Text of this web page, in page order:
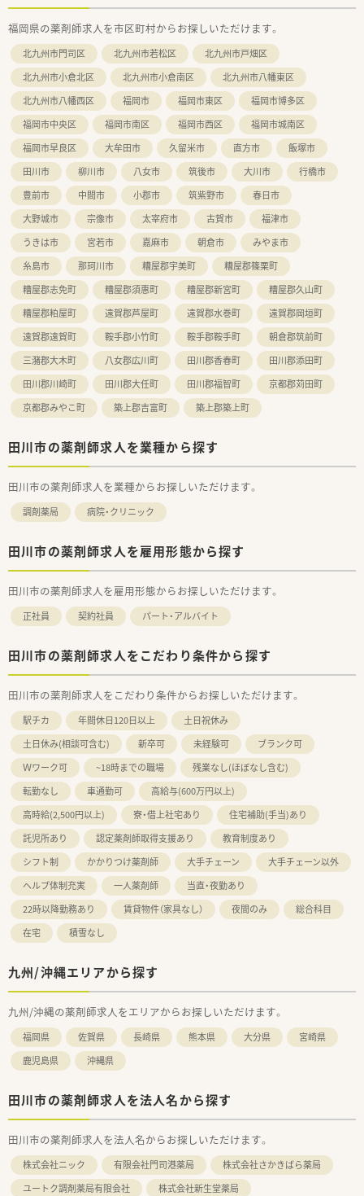
福岡県の薬剤師求人を市区町村からお探しいただけます。
北九州市門司区 北九州市若松区
北九州市戸畑区
北九州市小倉北区
北九州市小倉南区
北九州市八幡東区
北九州市八幡西区
福岡市 福岡市東区
福岡市博多区
福岡市中央区
福岡市南区 福岡市西区
福岡市城南区
福岡市早良区
大牟田市 久留米市 直方市
飯塚市
田川市
柳川市 八女市 筑後市 大川市
行橋市
豊前市
中間市 小郡市 筑紫野市
春日市
大野城市
宗像市 太宰府市 古賀市
福津市
うきは市
宮若市 嘉麻市 朝倉市
みやま市
糸島市
那珂川市 糟屋郡宇美町
糟屋郡篠栗町
糟屋郡志免町
糟屋郡須惠町 糟屋郡新宮町
糟屋郡久山町
糟屋郡粕屋町
遠賀郡芦屋町 遠賀郡水巻町
遠賀郡岡垣町
遠賀郡遠賀町
鞍手郡小竹町 鞍手郡鞍手町
朝倉郡筑前町
三潴郡大木町
八女郡広川町 田川郡香春町
田川郡添田町
田川郡川崎町
田川郡大任町 田川郡福智町
京都郡苅田町
京都郡みやこ町
築上郡吉富町 築上郡築上町
田川市の薬剤師求人を業種から探す
田川市の薬剤師求人を業種からお探しいただけます。
調剤薬局 病院・クリニック
田川市の薬剤師求人を雇用形態から探す
田川市の薬剤師求人を雇用形態からお探しいただけます。
正社員 契約社員 パート・アルバイト
田川市の薬剤師求人をこだわり条件から探す
田川市の薬剤師求人をこだわり条件からお探しいただけます。
駅チカ 年間休日120日以上
土日祝休み
土日休み(相談可含む)
新卒可 未経験可
ブランク可
Ｗワーク可
~18時までの職場
残業なし(ほぼなし含む)
転勤なし
車通勤可
高給与(600万円以上)
高時給(2,500円以上)
寮・借上社宅あり
住宅補助(手当)あり
託児所あり
認定薬剤師取得支援あり
教育制度あり
シフト制
かかりつけ薬剤師 大手チェーン
大手チェーン以外
ヘルプ体制充実
一人薬剤師
当直・夜勤あり
22時以降勤務あり
賃貸物件（家具なし） 夜間のみ
総合科目
在宅
積雪なし
九州/沖縄エリアから探す
九州/沖縄の薬剤師求人をエリアからお探しいただけます。
福岡県 佐賀県 長崎県 熊本県 大分県
宮崎県
鹿児島県
沖縄県
田川市の薬剤師求人を法人名から探す
田川市の薬剤師求人を法人名からお探しいただけます。
株式会社ニック 有限会社門司港薬局
株式会社さかきばら薬局
ユートク調剤薬局有限会社
株式会社新生堂薬局